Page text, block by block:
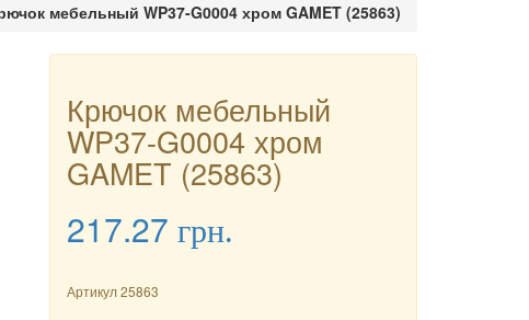
мебельный WP37-G0004 хром GAMET (25863)
Крючок мебельный
WP37-G0004 хром
GAMET (25863)
217.27 грн.
Артикул25863